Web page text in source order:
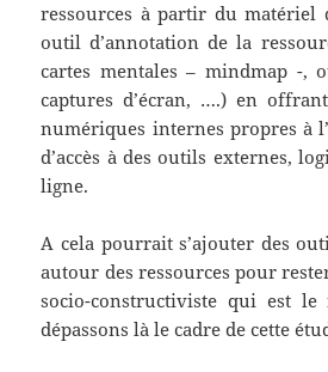
ressources à partir du
outil d’annotation de la
cartes mentales – mindmap -,
captures d’écran, ….) en
numériques internes propres à
d’accès à des outils externes,
ligne.
A cela pourrait s’ajouter des
autour des ressources pour
socio-constructiviste qui est
dépassons là le cadre de cette